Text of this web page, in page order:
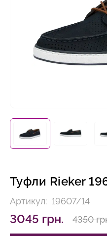
Туфли Rieker
Артикул: 19607/14
3045 грн. 4350